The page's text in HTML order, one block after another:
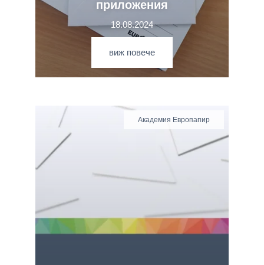
приложения
18.08.2024
виж повече
Академия Европапир